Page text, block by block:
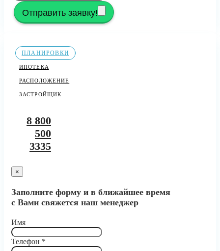
Отправить заявку!
ПЛАНИРОВКИ
ИПОТЕКА
РАСПОЛОЖЕНИЕ
ЗАСТРОЙЩИК
8 800
500
3335
×
Заполните форму и в ближайшее время
с Вами свяжется наш менеджер
Имя
Телефон *